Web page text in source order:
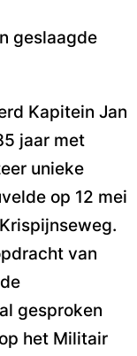
geslaagde
Kapitein Jan
jaar met
unieke
op 12 mei
van
gesproken
het Militair